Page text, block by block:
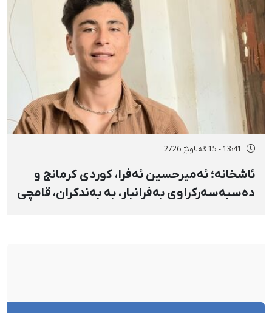
13:41 - 15 گەلاوێژ 2726
ئاشخانە؛ ئەمیرحسین ئەفرا، کوردی کرمانج و
دەسبەسەرکراوی بەفرانبار، بە بەندکران، قامچی